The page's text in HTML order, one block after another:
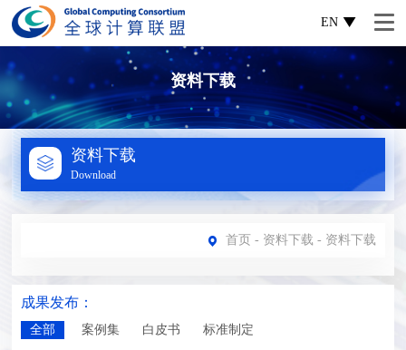
EN
资料下载
资料下载
Download
首页 - 资料下载 - 资料下载
成果发布：
全部 案例集 白皮书 标准制定